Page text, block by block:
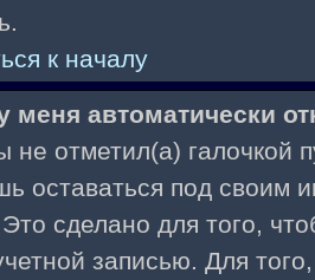
к началу
меня автоматически
не отметил(а) галочкой
оставаться под своим
сделано для того,
записью. Для